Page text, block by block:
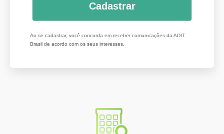
Cadastrar
Ao se cadastrar, você concorda em receber comunicações da ADIT
Brasil de acordo com os seus interesses.